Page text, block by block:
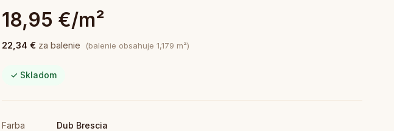
18,95 €/m²
22,34 € za balenie (balenie obsahuje 1,179 m²)
✓ Skladom
Farba Dub Brescia